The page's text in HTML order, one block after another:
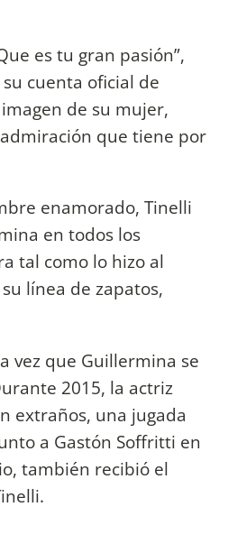
es tu gran pasión”,
cuenta oficial de
de su mujer,
que tiene por
enamorado, Tinelli
en todos los
tal como lo hizo al
línea de zapatos,
vez que Guillermina se
2015, la actriz
extraños, una jugada
a Gastón Soffritti en
también recibió el